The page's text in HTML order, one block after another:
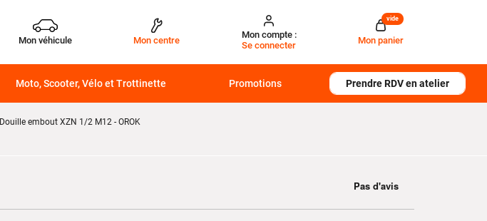
Mon véhicule Mon centre
Mon compte :
Se connecter
Mon panier
vide
Moto, Scooter, Vélo et Trottinette Promotions Prendre RDV en atelier
Douille embout XZN 1/2 M12 - OROK